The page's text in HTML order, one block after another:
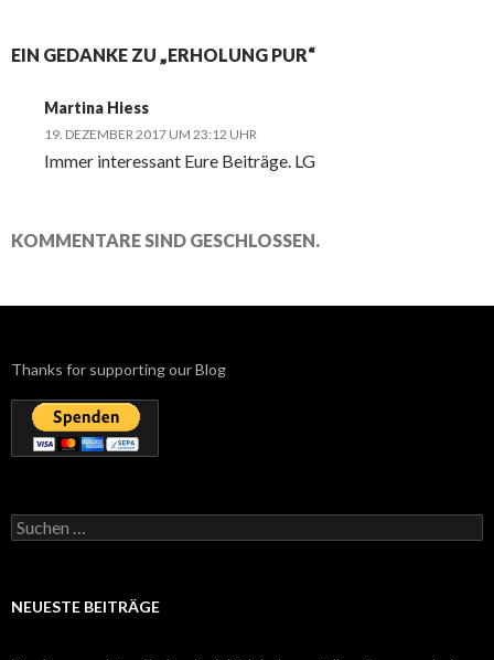
EIN GEDANKE ZU „ERHOLUNG PUR“
Martina Hiess
19. DEZEMBER 2017 UM 23:12 UHR
Immer interessant Eure Beiträge. LG
KOMMENTARE SIND GESCHLOSSEN.
Thanks for supporting our Blog
Suchen
nach:
NEUESTE BEITRÄGE